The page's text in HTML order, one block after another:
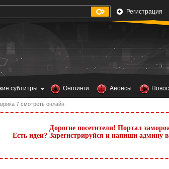
Регистрация
субтитры Онгоинги Анонсы
7 смотреть онлайн
Дорогие посетители! Портал
Есть идеи? Зарегистрируйся и напиши админу